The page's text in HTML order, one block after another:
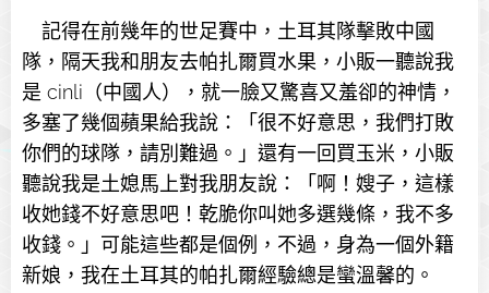
記得在前幾年的世足賽中，土耳其隊擊敗中國
隊，隔天我和朋友去帕扎爾買水果，小販一聽說我
是 cinli（中國人），就一臉又驚喜又羞卻的神情，
多塞了幾個蘋果給我說：「很不好意思，我們打敗
你們的球隊，請別難過。」還有一回買玉米，小販
聽說我是土媳馬上對我朋友說：「啊！嫂子，這樣
收她錢不好意思吧！乾脆你叫她多選幾條，我不多
收錢。」可能這些都是個例，不過，身為一個外籍
新娘，我在土耳其的帕扎爾經驗總是蠻溫馨的。